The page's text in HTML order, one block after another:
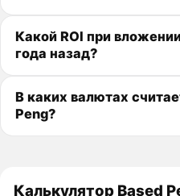
Какой ROI при
года назад?
В каких валютах
Peng?
Калькулятор Based